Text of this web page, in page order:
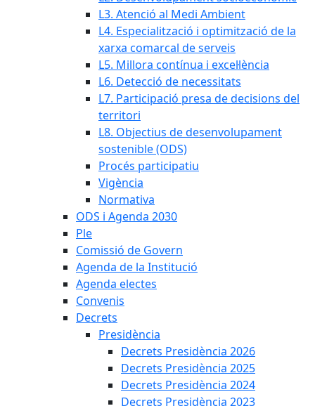
L3. Atenció al Medi Ambient
L4. Especialització i optimització de la
xarxa comarcal de serveis
L5. Millora contínua i excel·lència
L6. Detecció de necessitats
L7. Participació presa de decisions del
territori
L8. Objectius de desenvolupament
sostenible (ODS)
Procés participatiu
Vigència
Normativa
ODS i Agenda 2030
Ple
Comissió de Govern
Agenda de la Institució
Agenda electes
Convenis
Decrets
Presidència
Decrets Presidència 2026
Decrets Presidència 2025
Decrets Presidència 2024
Decrets Presidència 2023